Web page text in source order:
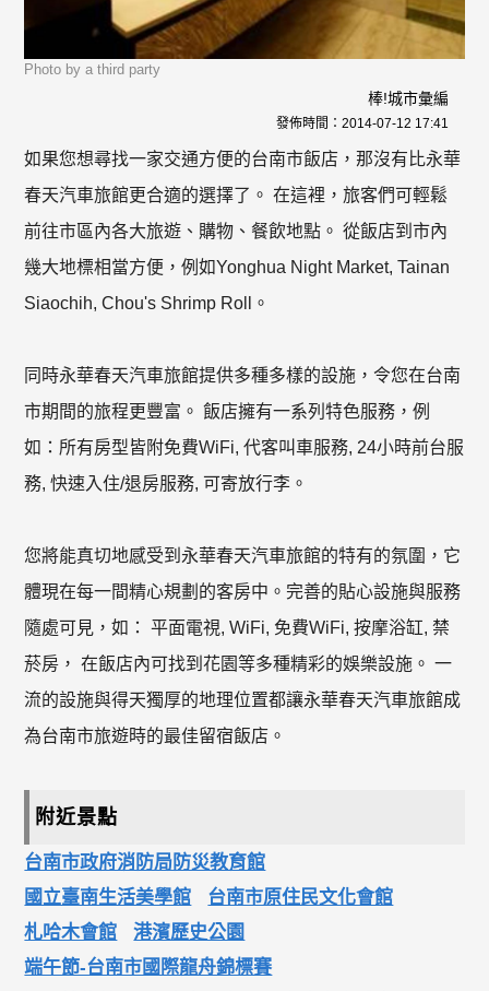
Photo by a third party
棒!城市彙編
發佈時間： 2014-07-12 17:41
如果您想尋找一家交通方便的台南市飯店，那沒有比永華
春天汽車旅館更合適的選擇了。 在這裡，旅客們可輕鬆
前往市區內各大旅遊、購物、餐飲地點。 從飯店到市內
幾大地標相當方便，例如Yonghua Night Market, Tainan
Siaochih, Chou's Shrimp Roll。
同時永華春天汽車旅館提供多種多樣的設施，令您在台南
市期間的旅程更豐富。 飯店擁有一系列特色服務，例
如：所有房型皆附免費WiFi, 代客叫車服務, 24小時前台服
務, 快速入住/退房服務, 可寄放行李。
您將能真切地感受到永華春天汽車旅館的特有的氛圍，它
體現在每一間精心規劃的客房中。完善的貼心設施與服務
隨處可見，如： 平面電視, WiFi, 免費WiFi, 按摩浴缸, 禁
菸房， 在飯店內可找到花園等多種精彩的娛樂設施。 一
流的設施與得天獨厚的地理位置都讓永華春天汽車旅館成
為台南市旅遊時的最佳留宿飯店。
附近景點
台南市政府消防局防災教育館
國立臺南生活美學館
台南市原住民文化會館
札哈木會館
港濱歷史公園
端午節-台南市國際龍舟錦標賽